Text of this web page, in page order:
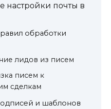
настройки почты в
обработки
лидов из писем
писем к
сделкам
и шаблонов